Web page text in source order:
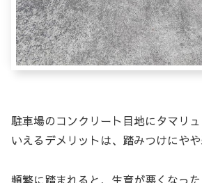
駐車場のコンクリート目地にタマリ
いえるデメリットは、踏みつけにやや
頻繁に踏まれると、生育が悪くなっ